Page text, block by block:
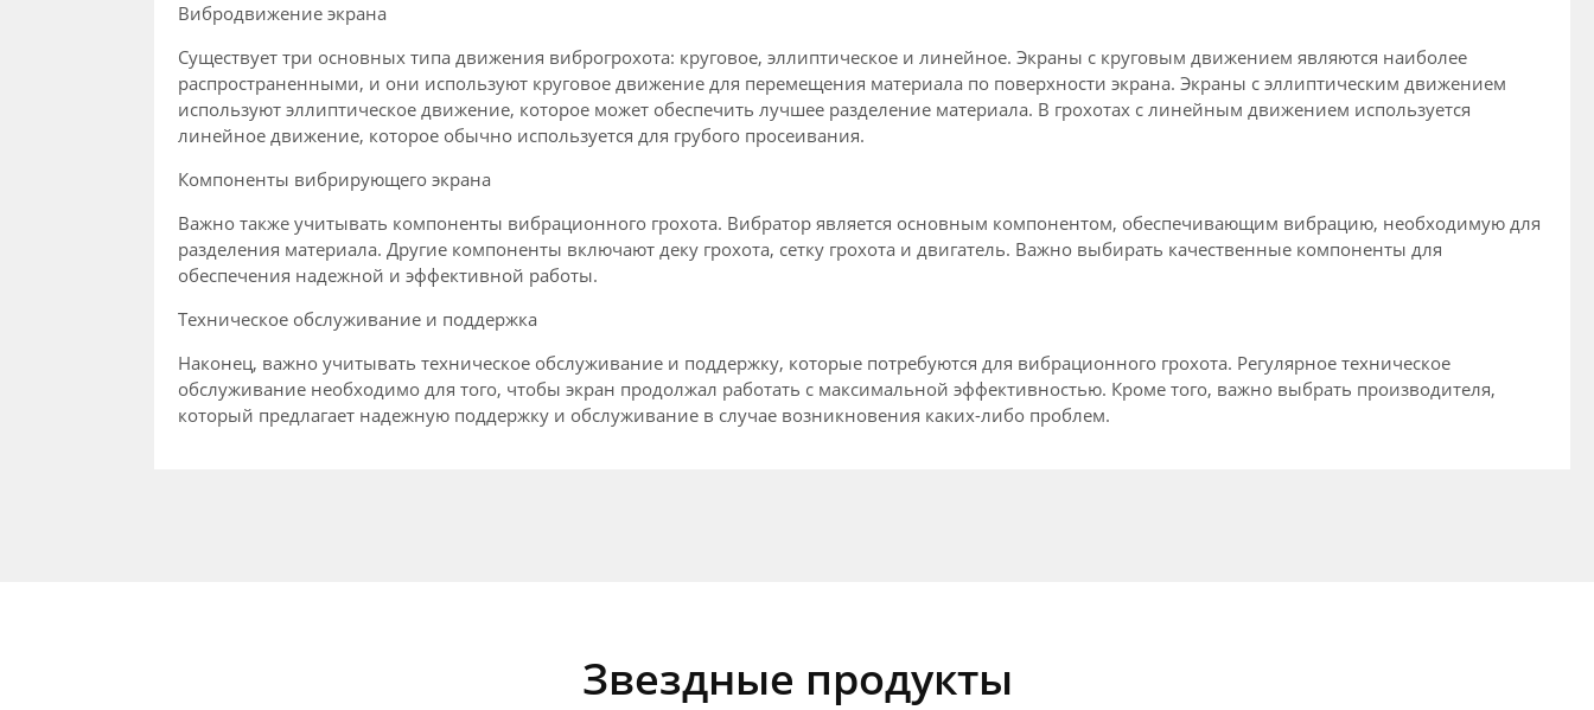
Вибродвижение экрана
Существует три основных типа движения виброгрохота: круговое, эллиптическое и линейное. Экраны с круговым движением являются наиболее
распространенными, и они используют круговое движение для перемещения материала по поверхности экрана. Экраны с эллиптическим движением
используют эллиптическое движение, которое может обеспечить лучшее разделение материала. В грохотах с линейным движением используется
линейное движение, которое обычно используется для грубого просеивания.
Компоненты вибрирующего экрана
Важно также учитывать компоненты вибрационного грохота. Вибратор является основным компонентом, обеспечивающим вибрацию, необходимую для
разделения материала. Другие компоненты включают деку грохота, сетку грохота и двигатель. Важно выбирать качественные компоненты для
обеспечения надежной и эффективной работы.
Техническое обслуживание и поддержка
Наконец, важно учитывать техническое обслуживание и поддержку, которые потребуются для вибрационного грохота. Регулярное техническое
обслуживание необходимо для того, чтобы экран продолжал работать с максимальной эффективностью. Кроме того, важно выбрать производителя,
который предлагает надежную поддержку и обслуживание в случае возникновения каких-либо проблем.
Звездные продукты